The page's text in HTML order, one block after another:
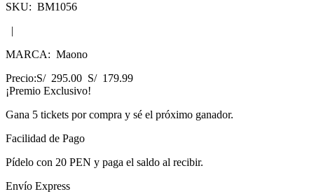
SKU: BM1056
|
MARCA: Maono
Precio:S/ 295.00 S/ 179.99
¡Premio Exclusivo!
Gana 5 tickets por compra y sé el próximo ganador.
Facilidad de Pago
Pídelo con 20 PEN y paga el saldo al recibir.
Envío Express